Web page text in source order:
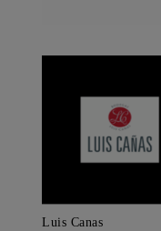
Luis Canas